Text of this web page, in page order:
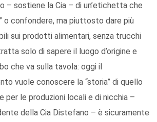
– sostiene la Cia – di un’etichetta che
o confondere, ma piuttosto dare più
sui prodotti alimentari, senza trucchi
solo di sapere il luogo d’origine e
che va sulla tavola: oggi il
vuole conoscere la “storia” di quello
per le produzioni locali e di nicchia –
della Cia Distefano – è sicuramente